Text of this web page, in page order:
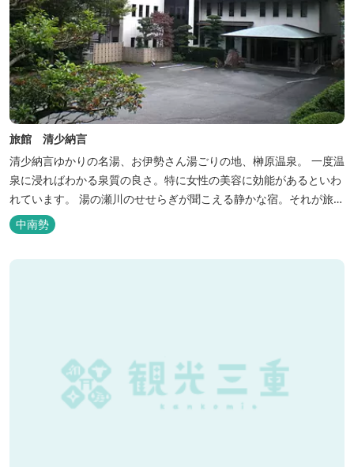
旅館 清少納言
清少納言ゆかりの名湯、お伊勢さん湯ごりの地、榊原温泉。 一度温
泉に浸ればわかる泉質の良さ。特に女性の美容に効能があるといわ
れています。 湯の瀬川のせせらぎが聞こえる静かな宿。それが旅
館 清少納言です。柔らかく滑らかな安らぎの湯や旬の味、心のこ
もったおもてなしを心掛けております。 日頃の喧騒から離れ、平安
の才女清少納言もお墨付きの名湯を是非実感してください。
中南勢